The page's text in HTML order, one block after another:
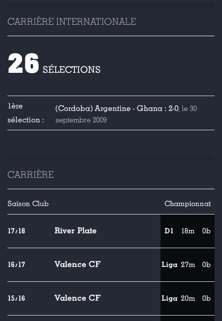
CARRIÈRE INTERNATIONALE
26 SÉLECTIONS
1ère
sélection :
(Cordoba) Argentine - Ghana : 2-0, le 30
septembre 2009
CARRIÈRE
Saison Club Championnat
17/18 River Plate D1 18m 0b
16/17 Valence CF Liga 27m 0b
15/16 Valence CF Liga 20m 0b